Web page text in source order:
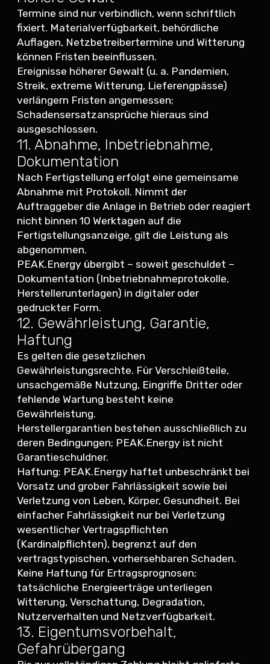
Termine sind nur verbindlich, wenn schriftlich
fixiert. Materialverfügbarkeit, behördliche
Auflagen, Netzbetreibertermine und Witterung
können Fristen beeinflussen.
Ereignisse höherer Gewalt (u. a. Pandemien,
Streik, extreme Witterung, Lieferengpässe)
verlängern Fristen angemessen;
Schadensersatzansprüche hieraus sind
ausgeschlossen.
11. Abnahme, Inbetriebnahme,
Dokumentation
Nach Fertigstellung erfolgt eine gemeinsame
Abnahme mit Protokoll. Nimmt der
Auftraggeber die Anlage in Betrieb oder reagiert
nicht binnen 10 Werktagen auf die
Fertigstellungsanzeige, gilt die Leistung als
abgenommen.
PEAK.Energy übergibt – soweit geschuldet –
Dokumentation (Inbetriebnahmeprotokolle,
Herstellerunterlagen) in digitaler oder
gedruckter Form.
12. Gewährleistung, Garantie,
Haftung
Es gelten die gesetzlichen
Gewährleistungsrechte. Für Verschleißteile,
unsachgemäße Nutzung, Eingriffe Dritter oder
fehlende Wartung besteht keine
Gewährleistung.
Herstellergarantien bestehen ausschließlich zu
deren Bedingungen; PEAK.Energy ist nicht
Garantieschuldner.
Haftung: PEAK.Energy haftet unbeschränkt bei
Vorsatz und grober Fahrlässigkeit sowie bei
Verletzung von Leben, Körper, Gesundheit. Bei
einfacher Fahrlässigkeit nur bei Verletzung
wesentlicher Vertragspflichten
(Kardinalpflichten), begrenzt auf den
vertragstypischen, vorhersehbaren Schaden.
Keine Haftung für Ertragsprognosen;
tatsächliche Energieerträge unterliegen
Witterung, Verschattung, Degradation,
Nutzerverhalten und Netzverfügbarkeit.
13. Eigentumsvorbehalt,
Gefahrübergang